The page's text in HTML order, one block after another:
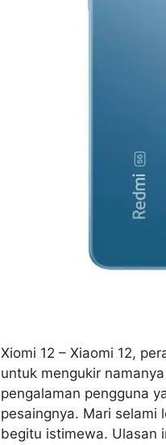
Xiomi 12 – Xiaomi 12,
untuk mengukir
pengalaman pengguna
pesaingnya. Mari selami
begitu istimewa. Ulasan